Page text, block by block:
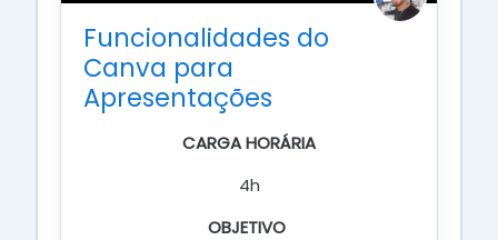
Funcionalidades do
Canva para
Apresentações
CARGA HORÁRIA
4h
OBJETIVO